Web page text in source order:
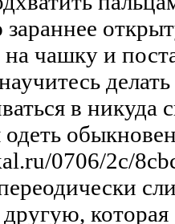
на чашку и
в
одеть
0706/2c/